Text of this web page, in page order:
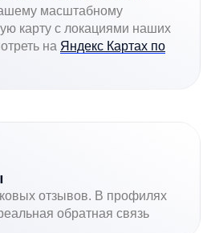
масштабному
карту с локациями наших
на Яндекс Картах по
отзывов. В профилях
обратная связь